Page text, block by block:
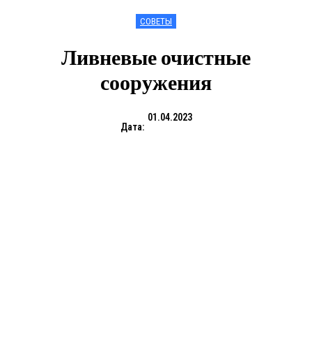
СОВЕТЫ
Ливневые очистные
сооружения
Дата:
01.04.2023